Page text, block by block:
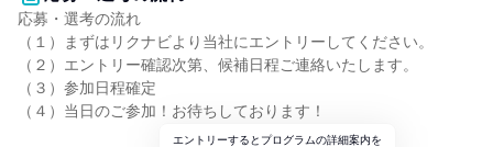
応募・選考の流れ
（１）まずはリクナビより当社にエントリーしてください。
（２）エントリー確認次第、候補日程ご連絡いたします。
（３）参加日程確定
（４）当日のご参加！お待ちしております！
エントリーするとプログラムの詳細案内を